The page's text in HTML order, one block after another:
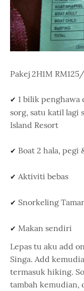
Pakej 2H1M
✔ 1 bilik penghawa
sorg, satu katil lagi
Island Resort
✔ Boat 2 hala, pegi
✔ Aktiviti bebas
✔ Snorkeling
✔ Makan sendiri
Lepas tu aku add
Singa. Add
termasuk hiking.
tambah kemudian,